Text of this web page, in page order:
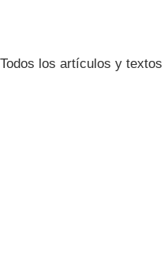
Todos los artículos y